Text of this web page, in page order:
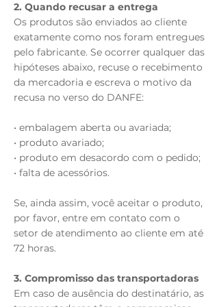
2. Quando recusar a entrega
Os produtos são enviados ao cliente
exatamente como nos foram entregues
pelo fabricante. Se ocorrer qualquer das
hipóteses abaixo, recuse o recebimento
da mercadoria e escreva o motivo da
recusa no verso do DANFE:
• embalagem aberta ou avariada;
• produto avariado;
• produto em desacordo com o pedido;
• falta de acessórios.
Se, ainda assim, você aceitar o produto,
por favor, entre em contato com o
setor de atendimento ao cliente em até
72 horas.
3. Compromisso das transportadoras
Em caso de ausência do destinatário, as